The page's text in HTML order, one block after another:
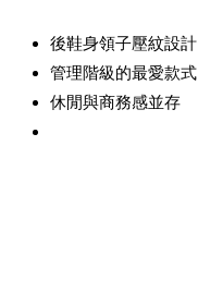
後鞋身領子壓紋設計
管理階級的最愛款式
休閒與商務感並存